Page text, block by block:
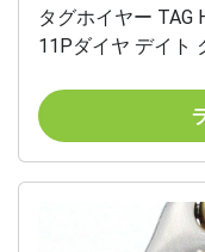
タグホイヤー TAG
11Pダイヤ デイト